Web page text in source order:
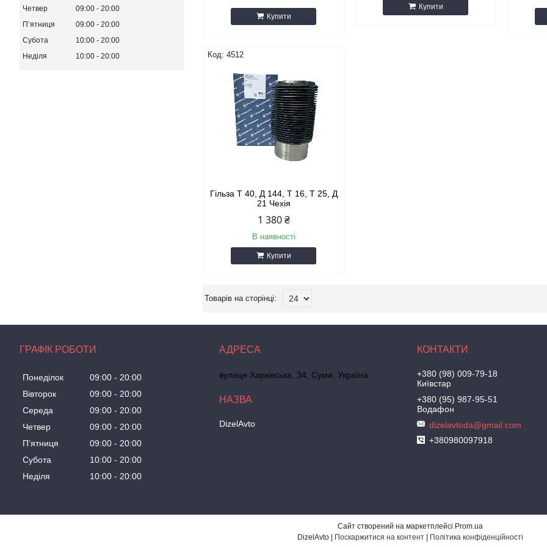
Купити
Купити
4512
Гільза Т 40, Д 144, Т 16, Т 25, Д
21 Чехія
1 380 ₴
В наявності
Купити
Четвер
09:00
20:00
Пʼятниця
09:00
20:00
Субота
10:00
20:00
Неділя
10:00 20:00
ГРАФІК РОБОТИ
Понеділок 09:00
20:00
Вівторок
09:00
20:00
Середа
09:00
20:00
Четвер
09:00
20:00
Пʼятниця
09:00
20:00
Субота
10:00
20:00
Неділя
10:00 20:00
вулиця Харківська, 34, Суми, Україна
DizelAvto
+380 (98) 009-79-18
Київстар
+380 (95) 987-95-51
Водафон
dizelavtoda@gmail.com
+380980097918
Сайт створений на маркетплейсі Prom.ua
Поскаржитися на контент Політика конфіденційності